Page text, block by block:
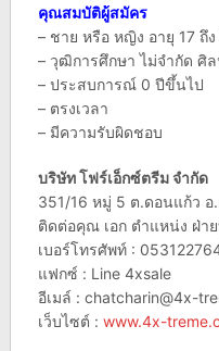
คุณสมบัติผู้สมัคร
– ชาย หรือ หญิง อายุ 17 ถึ
– วุฒิการศึกษา ไม่จำกัด ศิ
– ประสบการณ์ 0 ปีขึ้นไป
– ตรงเวลา
– มีความรับผิดชอบ
บริษัท โฟร์เอ็กซ์ตรีม จำกัด
351/16 หมู่ 5 ต.ดอนแก้ว อ
ติดต่อคุณ เอก ตำแหน่ง ฝ่า
เบอร์โทรศัพท์ :
แฟกซ์ : Line 4xsale
อีเมล์ : chatcharin@4x-
เว็บไซต์ : www.4x-